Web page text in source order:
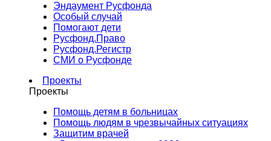
Эндаумент Русфонда
Особый случай
Помогают дети
Русфонд.Право
Русфонд.Регистр
СМИ о Русфонде
Проекты
Проекты
Помощь детям в больницах
Помощь людям в чрезвычайных ситуациях
Защитим врачей